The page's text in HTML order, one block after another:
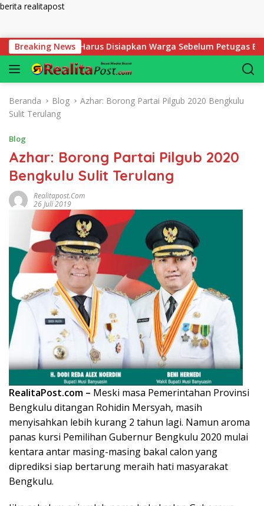
berita realitapost
Breaking News
yang Harus Disiapkan Warga Sebelum Petugas BPN Ukur
Beranda Blog
Azhar: Borong Partai Pilgub 2020 Bengkulu
Sulit Terulang
Blog
Azhar: Borong Partai Pilgub 2020
Bengkulu Sulit Terulang
Realitapost.com
26 Juli 2019
RealitaPost.com – Meski masa Pemerintahan Provinsi
Bengkulu ditangan Rohidin Mersyah, masih
menyisahkan lebih kurang 2 tahun lagi. Namun aroma
panas kursi Pemilihan Gubernur Bengkulu 2020 mulai
kentara antar masing-masing bakal calon yang
diprediksi siap bertarung meraih hati masyarakat
Bengkulu.